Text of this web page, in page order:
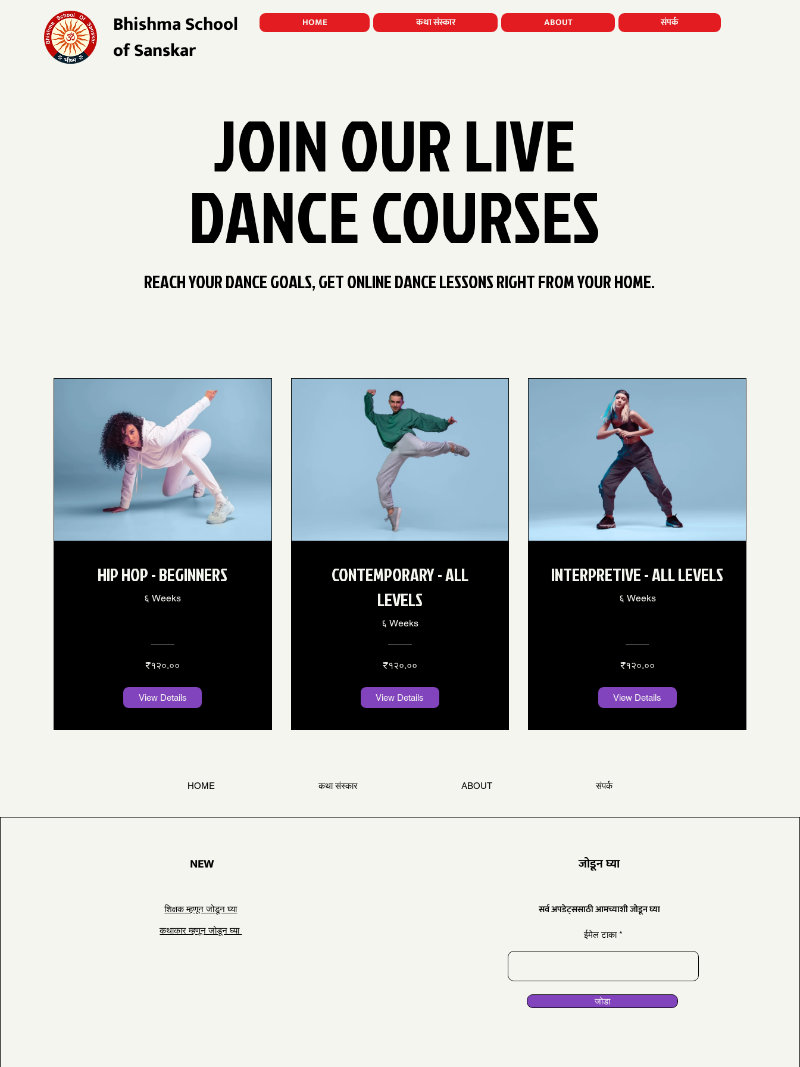
Bhishma School
of Sanskar
HOME कथा संस्कार ABOUT संपर्क
JOIN OUR LIVE
DANCE COURSES
REACH YOUR DANCE GOALS, GET ONLINE DANCE LESSONS RIGHT FROM YOUR HOME.
HIP HOP - BEGINNERS
६ Weeks
₹१२०.००
View Details
CONTEMPORARY - ALL
LEVELS
६ Weeks
₹१२०.००
View Details
INTERPRETIVE - ALL LEVELS
६ Weeks
₹१२०.००
View Details
HOME कथा संस्कार ABOUT संपर्क
NEW
शिक्षक म्हणून जोडून घ्या
कथाकार म्हणून जोडून घ्या
​जोडून घ्या
सर्व अपडेट्ससाठी आमच्याशी जोडून घ्या
ईमेल टाका
जोडा